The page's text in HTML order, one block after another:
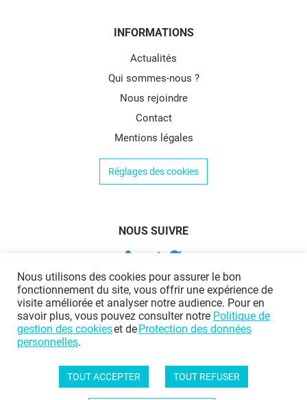
INFORMATIONS
Actualités
Qui sommes-nous ?
Nous rejoindre
Contact
Mentions légales
Réglages des cookies
NOUS SUIVRE
Protection des données personnelles Politique de gestion des cookies
Nous utilisons des cookies pour assurer le bon
fonctionnement du site, vous offrir une expérience de
visite améliorée et analyser notre audience. Pour en
savoir plus, vous pouvez consulter notre Politique de
gestion des cookieset deProtection des données
personnelles.
TOUT ACCEPTER TOUT REFUSER